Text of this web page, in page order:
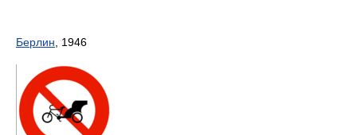
Берлин , 1946